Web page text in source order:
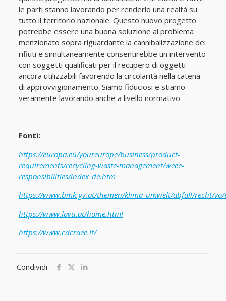
le parti stanno lavorando per renderlo una realtà su
tutto il territorio nazionale. Questo nuovo progetto
potrebbe essere una buona soluzione al problema
menzionato sopra riguardante la cannibalizzazione dei
rifiuti e simultaneamente consentirebbe un intervento
con soggetti qualificati per il recupero di oggetti
ancora utilizzabili favorendo la circolarità nella catena
di approvvigionamento. Siamo fiduciosi e stiamo
veramente lavorando anche a livello normativo.
Fonti:
https://europa.eu/youreurope/business/product-
requirements/recycling-waste-management/weee-
responsibilities/index_de.htm
https://www.bmk.gv.at/themen/klima_umwelt/abfall/recht/
https://www.lavu.at/home.html
https://www.cdcraee.it/
Condividi